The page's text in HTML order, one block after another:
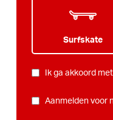
Surfskate
PRIVACYIk ga akkoord
NIEUWSBRIEF
Aanmelden voor